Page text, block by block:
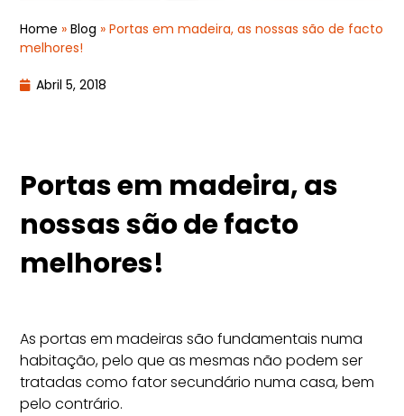
Home »Blog »Portas em madeira, as nossas são de facto
melhores!
Abril 5, 2018
Portas em madeira, as
nossas são de facto
melhores!
As portas em madeiras são fundamentais numa
habitação, pelo que as mesmas não podem ser
tratadas como fator secundário numa casa, bem
pelo contrário.